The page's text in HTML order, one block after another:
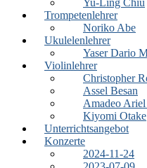
Yu-Ling Chiu
Trompetenlehrer
Noriko Abe
Ukulelenlehrer
Yaser Dario
Violinlehrer
Christopher
Assel Besan
Amadeo Ariel
Kiyomi Otake
Unterrichtsangebot
Konzerte
2024-11-24